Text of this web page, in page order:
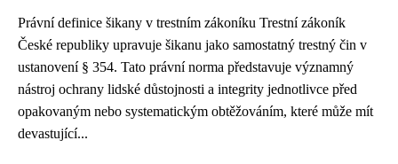
Právní definice šikany v trestním zákoníku Trestní zákoník
České republiky upravuje šikanu jako samostatný trestný čin v
ustanovení § 354. Tato právní norma představuje významný
nástroj ochrany lidské důstojnosti a integrity jednotlivce před
opakovaným nebo systematickým obtěžováním, které může mít
devastující...